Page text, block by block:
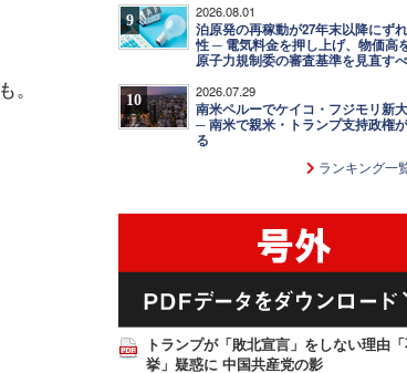
。
9 2026.08.01
泊原発の再稼動が27年末以降にず
性 ─ 電気料金を押し上げ、物価高
原子力規制委の審査基準を見直す
10 2026.07.29
南米ペルーでケイコ・フジモリ新
─ 南米で親米・トランプ支持政権
る
ランキング一
トランプが「敗北宣言」をしない理由
挙」疑惑に 中国共産党の影